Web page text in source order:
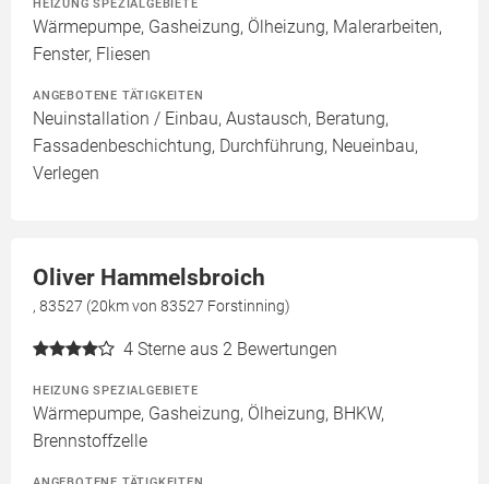
HEIZUNG SPEZIALGEBIETE
Wärmepumpe, Gasheizung, Ölheizung, Malerarbeiten,
Fenster, Fliesen
ANGEBOTENE TÄTIGKEITEN
Neuinstallation / Einbau, Austausch, Beratung,
Fassadenbeschichtung, Durchführung, Neueinbau,
Verlegen
Oliver Hammelsbroich
, 83527 (20km von 83527 Forstinning)
4 Sterne aus 2 Bewertungen
HEIZUNG SPEZIALGEBIETE
Wärmepumpe, Gasheizung, Ölheizung, BHKW,
Brennstoffzelle